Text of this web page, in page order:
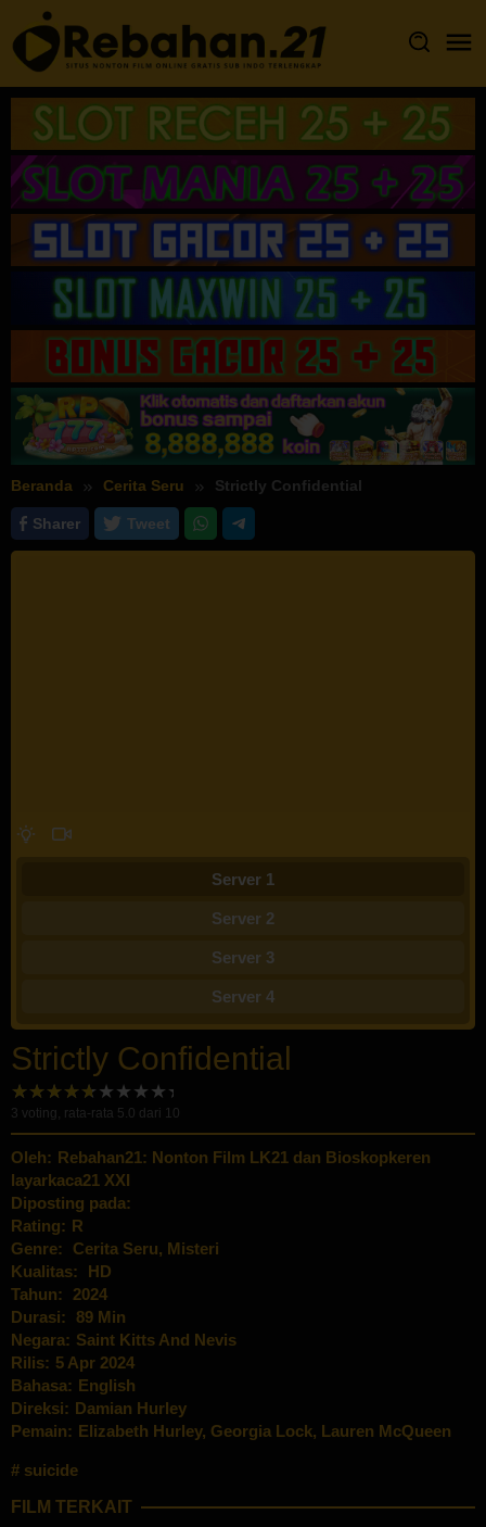
Loncat
ke
konten
Beranda Cerita Seru Strictly Confidential
Sharer Tweet
Server 1
Server 2
Server 3
Server 4
Strictly Confidential
3 voting, rata-rata 5.0 dari 10
Oleh: Rebahan21: Nonton Film LK21 dan Bioskopkeren
layarkaca21 XXI
Diposting pada:
Rating: R
Genre:
Cerita Seru, Misteri
Kualitas:
HD
Tahun:
2024
Durasi: 89 Min
Negara: Saint Kitts And Nevis
Rilis: 5 Apr 2024
Bahasa: English
Direksi: Damian Hurley
Pemain: Elizabeth Hurley, Georgia Lock, Lauren McQueen
suicide
FILM TERKAIT